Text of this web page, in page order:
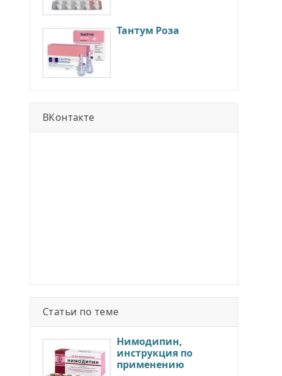
Тантум Роза
ВКонтакте
Статьи по теме
Нимодипин,
инструкция по
применению